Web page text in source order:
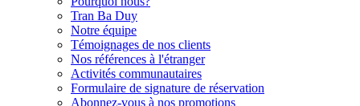
Tran Ba Duy
Notre équipe
Témoignages de nos clients
Nos références à l'étranger
Activités communautaires
Formulaire de signature de réservation
Abonnez-vous à nos promotions